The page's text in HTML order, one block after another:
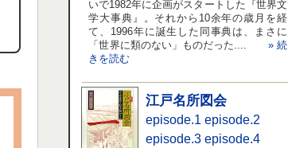
いで1982年に企画がスタートした『世界文
学大事典』。それから10余年の歳月を経
て、1996年に誕生した同事典は、まさに
「世界に類のない」ものだった.... » 続
きを読む
江戸名所図会
episode.1 episode.2
episode.3 episode.4